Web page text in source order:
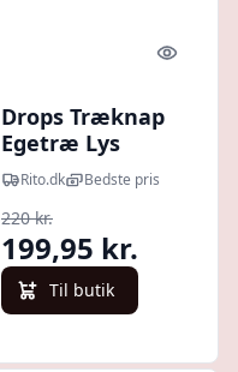
Quick
Drops Træknap
Egetræ Lys
15mm 503 - 50
stk
Rito.dk Bedste pris
220 kr.
199,95 kr.
Til butik